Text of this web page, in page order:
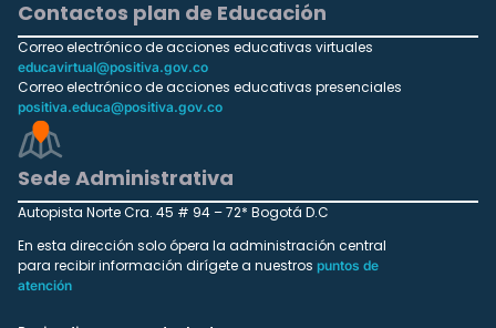
Contactos plan de Educación
Correo electrónico de acciones educativas virtuales
educavirtual@positiva.gov.co
Correo electrónico de acciones educativas presenciales
positiva.educa@positiva.gov.co
Sede Administrativa
Autopista Norte Cra. 45 # 94 – 72* Bogotá D.C
En esta dirección solo ópera la administración central
para recibir información dirígete a nuestros puntos de
atención